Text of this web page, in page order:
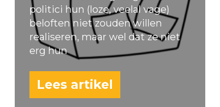
politici hun (loze, veelal vage)
beloften niet zouden willen
realiseren, maar wel dat ze niet
erg hun
Lees artikel